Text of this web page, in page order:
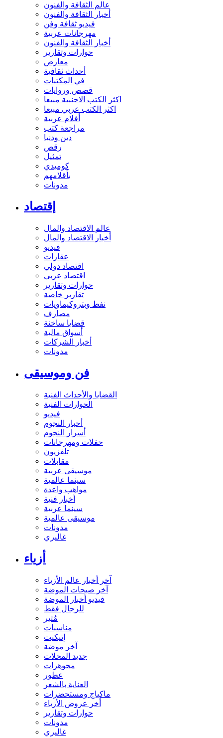
عالم الثقافة والفنون
أخبار الثقافة والفنون
فيديو ثقافة وفن
مهرجانات عربية
أخبار الثقافة والفنون
حوارات وتقارير
معارض
أحداث ثقافية
في المكتبات
قصص وروايات
اكثر الكتب الاجنبية مبيعا
اكثر الكتب عربي مبيعا
أفلام عربية
مراجعة كتب
دين ودنيا
رقص
تمثيل
كوميدي
بأقلامهم
مدونات
إقتصاد
عالم الاقتصاد والمال
أخبار الاقتصاد والمال
فيديو
عقارات
اقتصاد دولي
اقتصاد عربي
حوارات وتقارير
تقارير خاصة
نفط وبتروكيماويات
مصارف
قضايا ساخنة
أسواق مالية
أخبار الشركات
مدونات
فن وموسيقى
القضايا والأحداث الفنية
الحوارات الفنية
فيديو
أخبار النجوم
أسرار النجوم
حفلات ومهرجانات
تلفزيون
مقابلات
موسيقى عربية
سينما عالمية
مواهب واعدة
أخبار فنية
سينما عربية
موسيقى عالمية
مدونات
غاليري
أزياء
آخر أخبار عالم الأزياء
آخر صيحات الموضة
فيديو أخبار الموضة
للرجال فقط
مُثير
مناسبات
إتيكيت
آخر موضة
جديد المحلات
مجوهرات
عطور
العناية بالشعر
ماكياج ومستحضرات
أخر عروض الأزياء
حوارات وتقارير
مدونات
غاليري